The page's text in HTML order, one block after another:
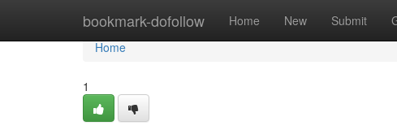
bookmark-dofollow Home New Submit
Home
Home
1